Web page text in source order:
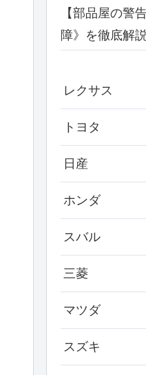
【部品屋の警
障》を徹底解
レクサス
トヨタ
日産
ホンダ
スバル
三菱
マツダ
スズキ